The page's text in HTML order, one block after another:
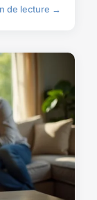
de lecture →